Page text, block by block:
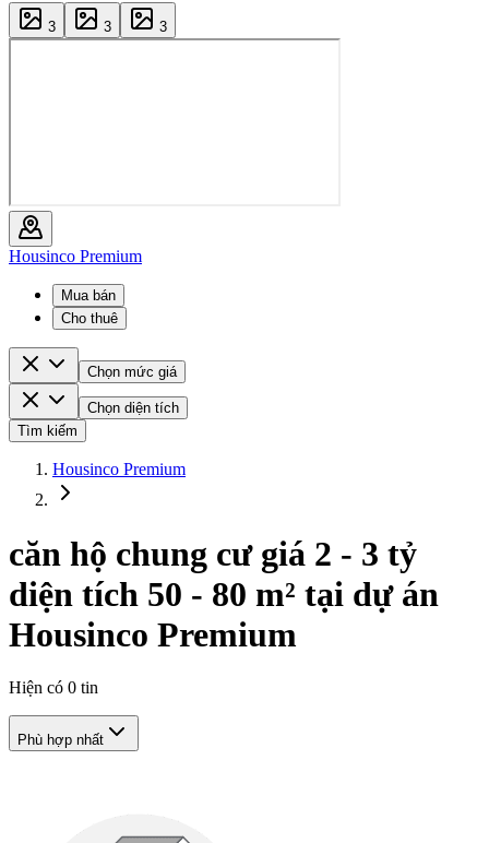
3 3 3
Housinco Premium
Mua bán
Cho thuê
Chọn mức giá
Chọn diện tích
Tìm kiếm
Housinco Premium
căn hộ chung cư giá 2 - 3 tỷ
diện tích 50 - 80 m² tại dự án
Housinco Premium
Hiện có 0 tin
Phù hợp nhất